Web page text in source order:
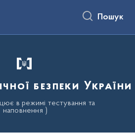
Пошук
безпеки України
в режимі тестування та
наповнення )